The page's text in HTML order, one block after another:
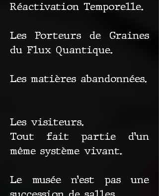
Réactivation Temporelle.
Les Porteurs de Graines
du Flux Quantique.
Les matières abandonnées.
Les visiteurs.
Tout fait partie d’un
même système vivant.
Le musée n’est pas une